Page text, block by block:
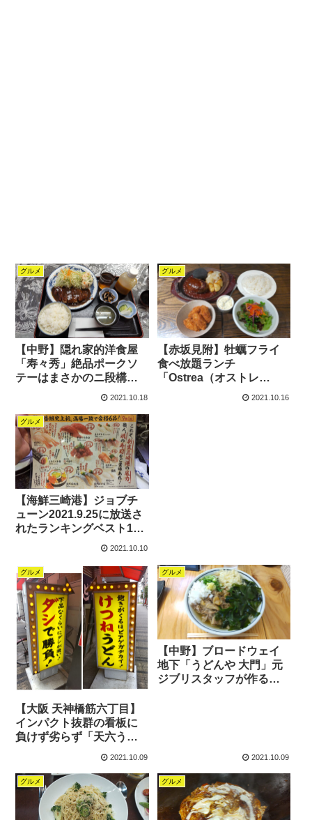
グルメ
【中野】隠れ家的洋食屋
「寿々秀」絶品ポークソ
テーはまさかのニ段構造
2021.10.18
グルメ
【赤坂見附】牡蠣フライ
食べ放題ランチ
「Ostrea（オストレ
ア）」牛100%デミグラス
2021.10.16
グルメ
【海鮮三崎港】ジョブチ
ューン2021.9.25に放送さ
れたランキングベスト10
は番組史上初の満場一致
2021.10.10
グルメ
【大阪 天神橋筋六丁目】
インパクト抜群の看板に
負けず劣らず「天六うど
つねうどんとミニじゃな
いミニ牛すじ丼
2021.10.09
グルメ
【中野】ブロードウェイ
地下「うどんや 大門」元
ジブリスタッフが作るあ
2021.10.09
グルメ グルメ